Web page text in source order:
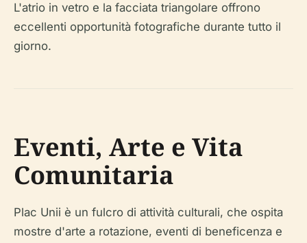
L'atrio in vetro e la facciata triangolare offrono
eccellenti opportunità fotografiche durante tutto il
giorno.
Eventi, Arte e Vita
Comunitaria
Plac Unii è un fulcro di attività culturali, che ospita
mostre d'arte a rotazione, eventi di beneficenza e